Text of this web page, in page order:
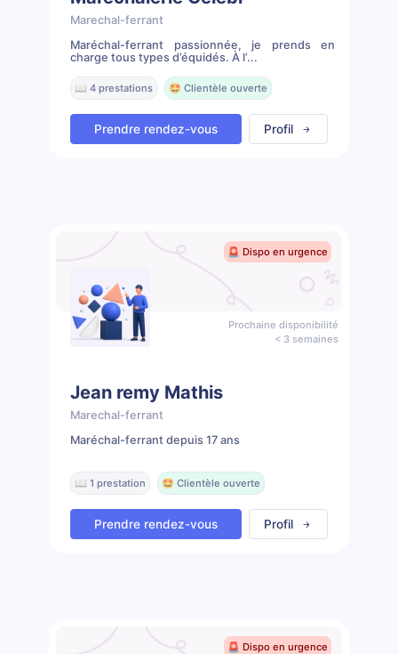
Marechal-ferrant
Maréchal-ferrant passionnée, je prends en
charge tous types d’équidés. À l’...
📖 4 prestations 🤩 Clientèle ouverte
Prendre rendez-vous Profil
🚨 Dispo en urgence
Prochaine disponibilité
< 3 semaines
Jean remy Mathis
Marechal-ferrant
Maréchal-ferrant depuis 17 ans
📖 1 prestation 🤩 Clientèle ouverte
Prendre rendez-vous Profil
🚨 Dispo en urgence